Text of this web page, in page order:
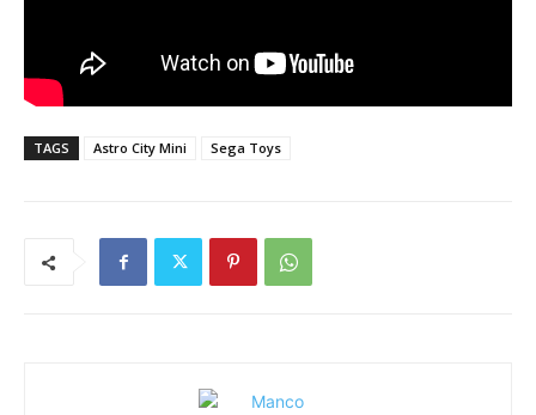
TAGS Astro City Mini Sega Toys